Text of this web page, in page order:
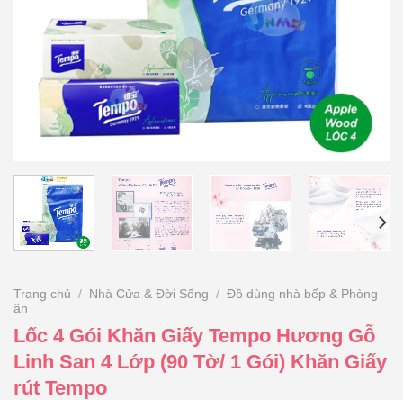
Trang chủ / Nhà Cửa & Đời Sống / Đồ dùng nhà bếp & Phòng
ăn
Lốc 4 Gói Khăn Giấy Tempo Hương Gỗ
Linh San 4 Lớp (90 Tờ/ 1 Gói) Khăn Giấy
rút Tempo